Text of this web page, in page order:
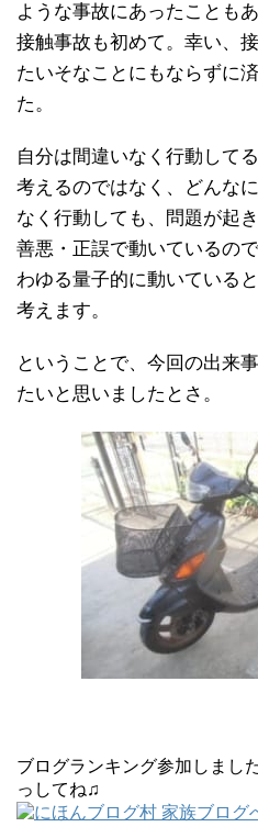
ような事故にあったことも
接触事故も初めて。幸い、
たいそなことにもならずに
た。
自分は間違いなく行動して
考えるのではなく、どんな
なく行動しても、問題が起
善悪・正誤で動いているの
わゆる量子的に動いている
考えます。
ということで、今回の出来
たいと思いましたとさ。
ブログランキング参加しまし
っしてね♫